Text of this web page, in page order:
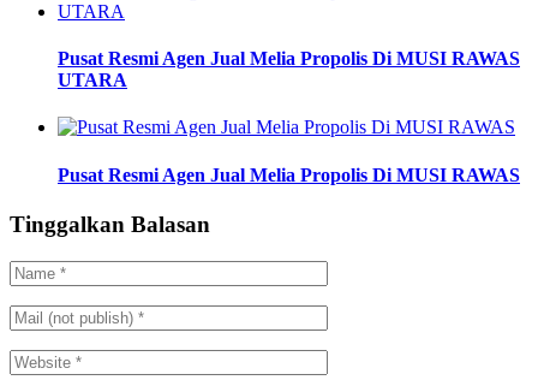
Pusat Resmi Agen Jual Melia Propolis Di MUSI RAWAS
UTARA
Pusat Resmi Agen Jual Melia Propolis Di MUSI RAWAS
Tinggalkan Balasan